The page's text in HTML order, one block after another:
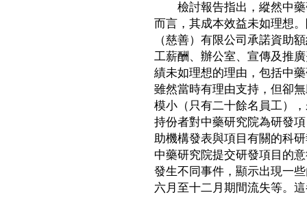
檢討報告指出，縱然中藥
而言，其成本效益未如理想
（慈善）有限公司承諾資助
工薪酬、辦公室、宣傳及推
績未如理想的理由，包括中
雖然當時有理由支持，但卻
模小（只有二十餘名員工）
持份者對中藥研究院為研發
助機構發表與項目有關的科
中藥研究院提交研發項目的
發生不同事件，顯示出現一
六月至十二月期間流失等。